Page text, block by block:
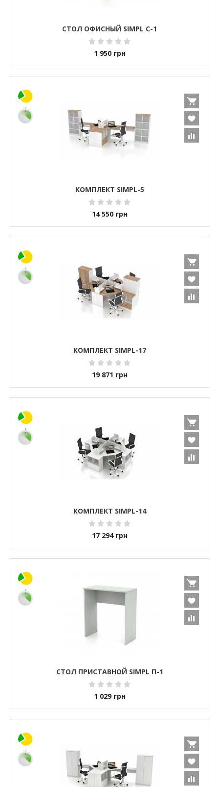
СТОЛ ОФИСНЫЙ SIMPL С-1
1 950 грн
КОМПЛЕКТ SIMPL-5
14 550 грн
КОМПЛЕКТ SIMPL-17
19 871 грн
КОМПЛЕКТ SIMPL-14
17 294 грн
СТОЛ ПРИСТАВНОЙ SIMPL П-1
1 029 грн